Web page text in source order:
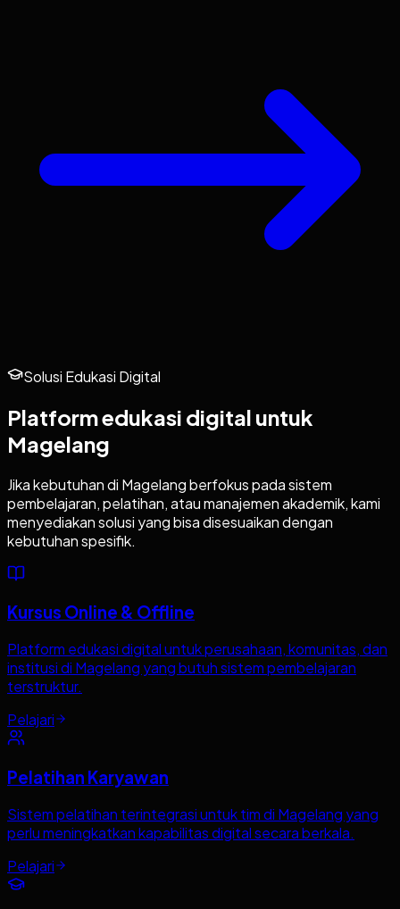
Solusi Edukasi Digital
Platform edukasi digital untuk
Magelang
Jika kebutuhan di Magelangberfokus pada sistem
pembelajaran, pelatihan, atau manajemen akademik, kami
menyediakan solusi yang bisa disesuaikan dengan
kebutuhan spesifik.
Kursus Online & Offline
Platform edukasi digital untuk perusahaan, komunitas, dan
institusi di Magelang yang butuh sistem pembelajaran
terstruktur.
Pelajari
Pelatihan Karyawan
Sistem pelatihan terintegrasi untuk tim di Magelang yang
perlu meningkatkan kapabilitas digital secara berkala.
Pelajari